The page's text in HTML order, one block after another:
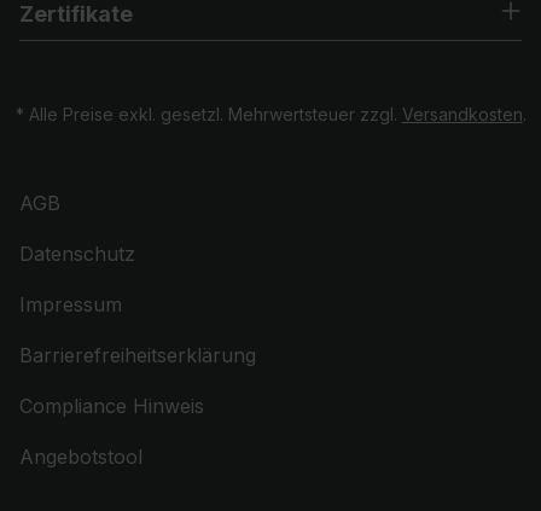
Zertifikate
* Alle Preise exkl. gesetzl. Mehrwertsteuer zzgl. Versandkosten.
AGB
Datenschutz
Impressum
Barrierefreiheitserklärung
Compliance Hinweis
Angebotstool